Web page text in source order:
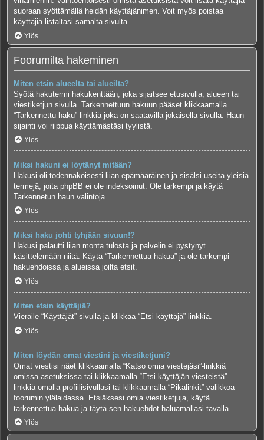
suoraan syöttämällä heidän käyttäjänimen. Voit myös poistaa
käyttäjiä listaltasi samalta sivulta.
Ylös
Foorumilta hakeminen
Miten etsin alueelta tai alueilta?
Syötä hakutermi hakukenttään, joka sijaitsee etusivulla, alueen tai
viestiketjun sivulla. Tarkennettuun hakuun pääset klikkaamalla
“Tarkennettu haku”-linkkiä joka on saatavilla jokaisella sivulla. Haun
sijainti voi riippua käyttämästäsi tyylistä.
Ylös
Miksi hakuni ei löytänyt mitään?
Hakusi oli todennäköisesti liian epämääräinen ja sisälsi useita yleisiä
termejä, joita phpBB ei ole indeksoinut. Ole tarkempi ja käytä
Tarkennetun haun valintoja.
Ylös
Miksi haku johti tyhjään sivuun!?
Hakusi palautti liian monta tulosta ja palvelin ei pystynyt
käsittelemään niitä. Käytä “Tarkennettua hakua” ja ole tarkempi
hakuehdoissa ja alueissa joilta etsit.
Ylös
Miten etsin käyttäjiä?
Vieraile “Käyttäjät”-sivulla ja klikkaa “Etsi käyttäjä”-linkkiä.
Ylös
Miten löydän omat viestini ja viestiketjuni?
Omat viestisi näet klikkaamalla “Katso omia viestejäsi”-linkkiä
omissa asetuksissa tai klikkaamalla “Etsi käyttäjän viesteistä”-
linkkiä omalla profiilisivullasi tai klikkaamalla “Pikalinkit”-valikkoa
foorumin ylälaidassa. Etsiäksesi omia viestiketjuja, käytä
tarkennettua hakua ja täytä sen hakuehdot haluamallasi tavalla.
Ylös